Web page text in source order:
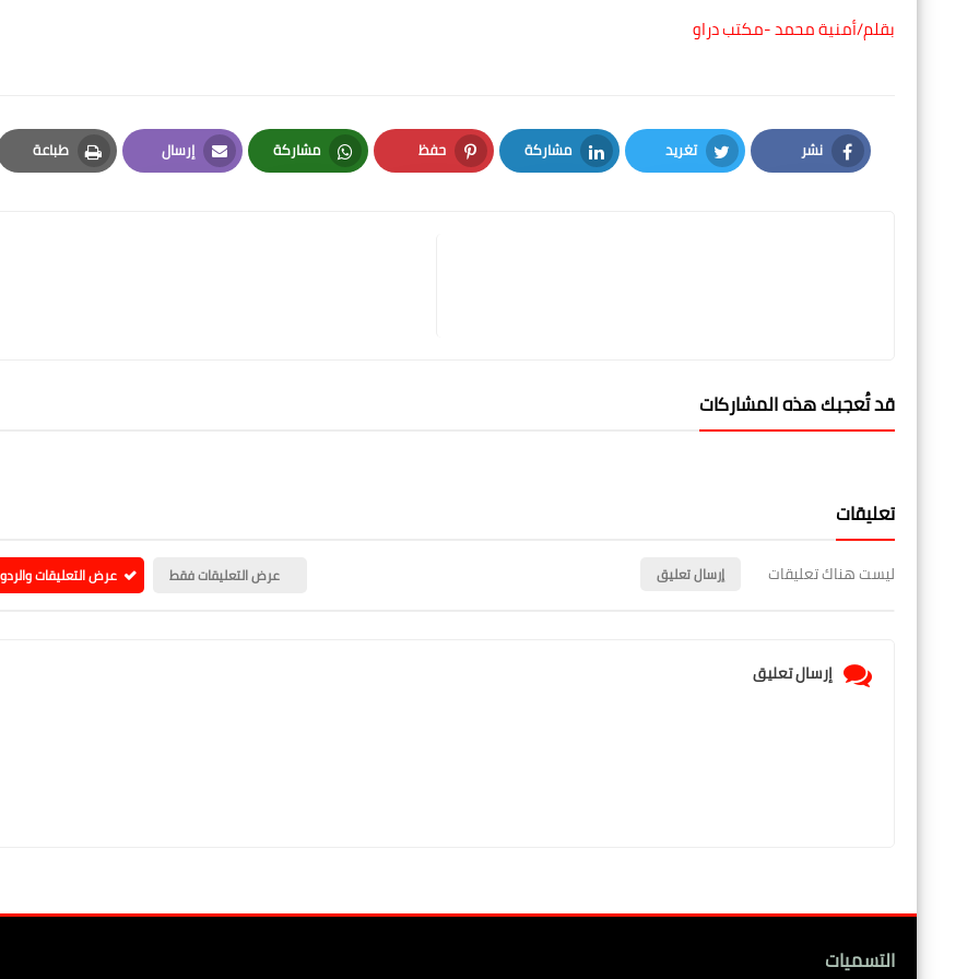
بقلم/أمنية محمد -مكتب دراو
نشر
Facebook
تغريد
Twitter
مشاركة
LinkedIn
حفظ
Pinterest
مشاركة
Whatsapp
إرسال
Email
طباعة
Print
قد تُعجبك هذه المشاركات
تعليقات
ليست هناك تعليقات إرسال تعليق عرض التعليقات فقط عرض التعليقات
إرسال تعليق
التسميات